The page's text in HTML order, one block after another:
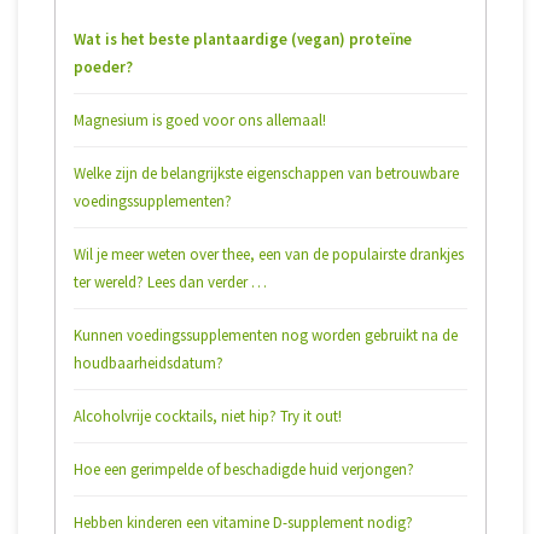
Wat is het beste plantaardige (vegan) proteïne
poeder?
Magnesium is goed voor ons allemaal!
Welke zijn de belangrijkste eigenschappen van betrouwbare
voedingssupplementen?
Wil je meer weten over thee, een van de populairste drankjes
ter wereld? Lees dan verder …
Kunnen voedingssupplementen nog worden gebruikt na de
houdbaarheidsdatum?
Alcoholvrije cocktails, niet hip? Try it out!
Hoe een gerimpelde of beschadigde huid verjongen?
Hebben kinderen een vitamine D-supplement nodig?